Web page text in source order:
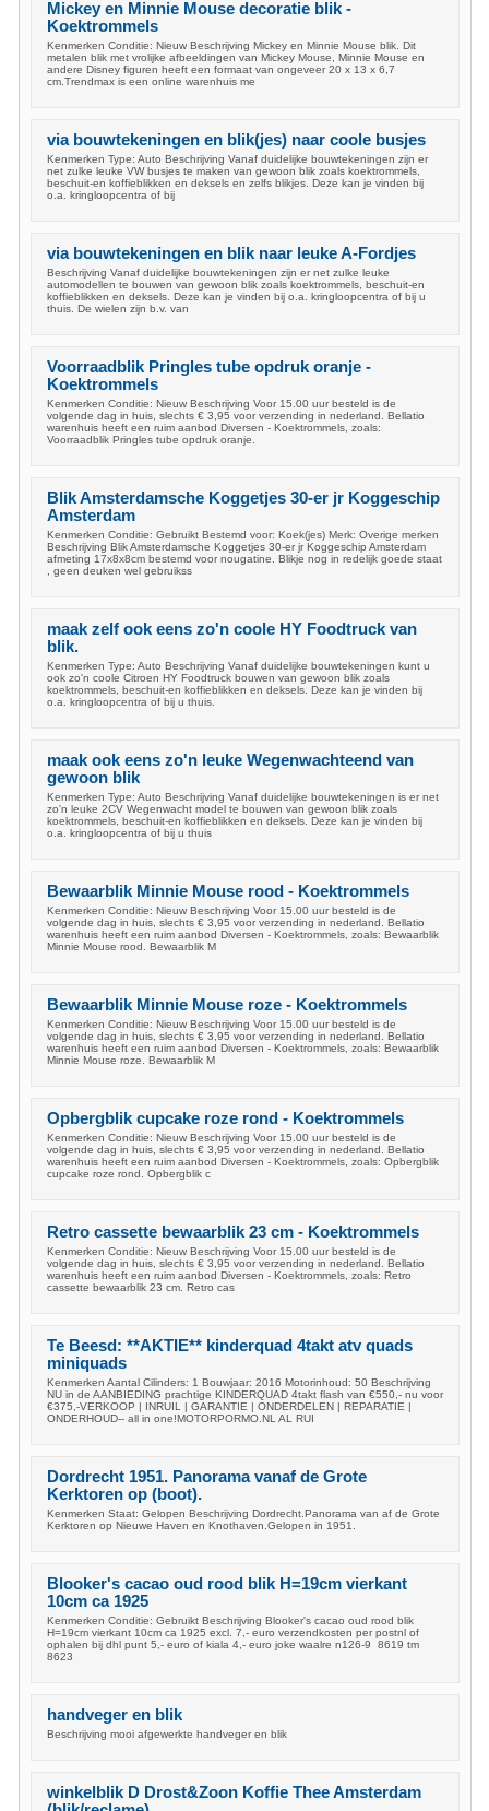
Mickey en Minnie Mouse decoratie blik -
Koektrommels
Kenmerken Conditie: Nieuw Beschrijving Mickey en Minnie Mouse blik. Dit
metalen blik met vrolijke afbeeldingen van Mickey Mouse, Minnie Mouse en
andere Disney figuren heeft een formaat van ongeveer 20 x 13 x 6,7
cm.Trendmax is een online warenhuis me
via bouwtekeningen en blik(jes) naar coole busjes
Kenmerken Type: Auto Beschrijving Vanaf duidelijke bouwtekeningen zijn er
net zulke leuke VW busjes te maken van gewoon blik zoals koektrommels,
beschuit-en koffieblikken en deksels en zelfs blikjes. Deze kan je vinden bij
o.a. kringloopcentra of bij
via bouwtekeningen en blik naar leuke A-Fordjes
Beschrijving Vanaf duidelijke bouwtekeningen zijn er net zulke leuke
automodellen te bouwen van gewoon blik zoals koektrommels, beschuit-en
koffieblikken en deksels. Deze kan je vinden bij o.a. kringloopcentra of bij u
thuis. De wielen zijn b.v. van
Voorraadblik Pringles tube opdruk oranje -
Koektrommels
Kenmerken Conditie: Nieuw Beschrijving Voor 15.00 uur besteld is de
volgende dag in huis, slechts € 3,95 voor verzending in nederland. Bellatio
warenhuis heeft een ruim aanbod Diversen - Koektrommels, zoals:
Voorraadblik Pringles tube opdruk oranje.
Blik Amsterdamsche Koggetjes 30-er jr Koggeschip
Amsterdam
Kenmerken Conditie: Gebruikt Bestemd voor: Koek(jes) Merk: Overige merken
Beschrijving Blik Amsterdamsche Koggetjes 30-er jr Koggeschip Amsterdam
afmeting 17x8x8cm bestemd voor nougatine. Blikje nog in redelijk goede staat
, geen deuken wel gebruikss
maak zelf ook eens zo'n coole HY Foodtruck van
blik.
Kenmerken Type: Auto Beschrijving Vanaf duidelijke bouwtekeningen kunt u
ook zo'n coole Citroen HY Foodtruck bouwen van gewoon blik zoals
koektrommels, beschuit-en koffieblikken en deksels. Deze kan je vinden bij
o.a. kringloopcentra of bij u thuis.
maak ook eens zo'n leuke Wegenwachteend van
gewoon blik
Kenmerken Type: Auto Beschrijving Vanaf duidelijke bouwtekeningen is er net
zo'n leuke 2CV Wegenwacht model te bouwen van gewoon blik zoals
koektrommels, beschuit-en koffieblikken en deksels. Deze kan je vinden bij
o.a. kringloopcentra of bij u thuis
Bewaarblik Minnie Mouse rood - Koektrommels
Kenmerken Conditie: Nieuw Beschrijving Voor 15.00 uur besteld is de
volgende dag in huis, slechts € 3,95 voor verzending in nederland. Bellatio
warenhuis heeft een ruim aanbod Diversen - Koektrommels, zoals: Bewaarblik
Minnie Mouse rood. Bewaarblik M
Bewaarblik Minnie Mouse roze - Koektrommels
Kenmerken Conditie: Nieuw Beschrijving Voor 15.00 uur besteld is de
volgende dag in huis, slechts € 3,95 voor verzending in nederland. Bellatio
warenhuis heeft een ruim aanbod Diversen - Koektrommels, zoals: Bewaarblik
Minnie Mouse roze. Bewaarblik M
Opbergblik cupcake roze rond - Koektrommels
Kenmerken Conditie: Nieuw Beschrijving Voor 15.00 uur besteld is de
volgende dag in huis, slechts € 3,95 voor verzending in nederland. Bellatio
warenhuis heeft een ruim aanbod Diversen - Koektrommels, zoals: Opbergblik
cupcake roze rond. Opbergblik c
Retro cassette bewaarblik 23 cm - Koektrommels
Kenmerken Conditie: Nieuw Beschrijving Voor 15.00 uur besteld is de
volgende dag in huis, slechts € 3,95 voor verzending in nederland. Bellatio
warenhuis heeft een ruim aanbod Diversen - Koektrommels, zoals: Retro
cassette bewaarblik 23 cm. Retro cas
Te Beesd: **AKTIE** kinderquad 4takt atv quads
miniquads
Kenmerken Aantal Cilinders: 1 Bouwjaar: 2016 Motorinhoud: 50 Beschrijving
NU in de AANBIEDING prachtige KINDERQUAD 4takt flash van €550,- nu voor
€375,-VERKOOP | INRUIL | GARANTIE | ONDERDELEN | REPARATIE |
ONDERHOUD-- all in one!MOTORPORMO.NL AL RUI
Dordrecht 1951. Panorama vanaf de Grote
Kerktoren op (boot).
Kenmerken Staat: Gelopen Beschrijving Dordrecht.Panorama van af de Grote
Kerktoren op Nieuwe Haven en Knothaven.Gelopen in 1951.
Blooker's cacao oud rood blik H=19cm vierkant
10cm ca 1925
Kenmerken Conditie: Gebruikt Beschrijving Blooker's cacao oud rood blik
H=19cm vierkant 10cm ca 1925 excl. 7,- euro verzendkosten per postnl of
ophalen bij dhl punt 5,- euro of kiala 4,- euro joke waalre n126-9 8619 tm
8623
handveger en blik
Beschrijving mooi afgewerkte handveger en blik
winkelblik D Drost&Zoon Koffie Thee Amsterdam